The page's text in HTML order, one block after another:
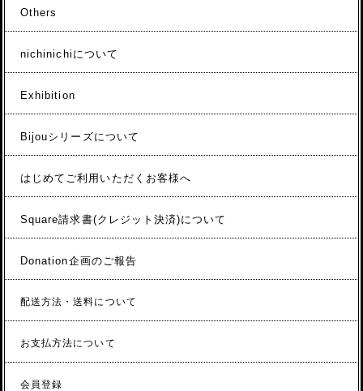
Others
nichinichiについて
Exhibition
Bijouシリーズについて
はじめてご利用いただくお客様へ
Square請求書(クレジット決済)について
Donation企画のご報告
配送方法・送料について
お支払方法について
会員登録